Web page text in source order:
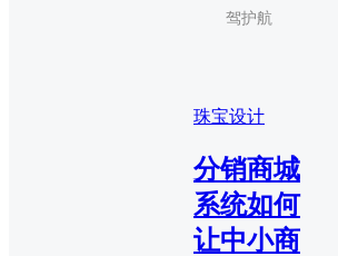
驾护航
珠宝设计
分销商城
系统如何
让中小商